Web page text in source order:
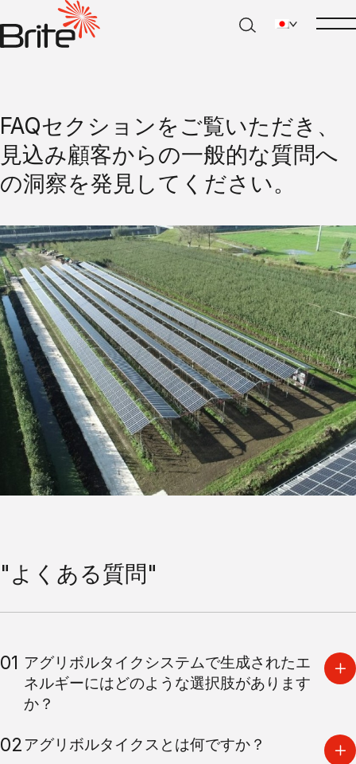
FAQセクションをご覧いただき、
見込み顧客からの一般的な質問へ
の洞察を発見してください。
"よくある質問"
01 アグリボルタイクシステムで生成されたエ
ネルギーにはどのような選択肢があります
か？
02 アグリボルタイクスとは何ですか？